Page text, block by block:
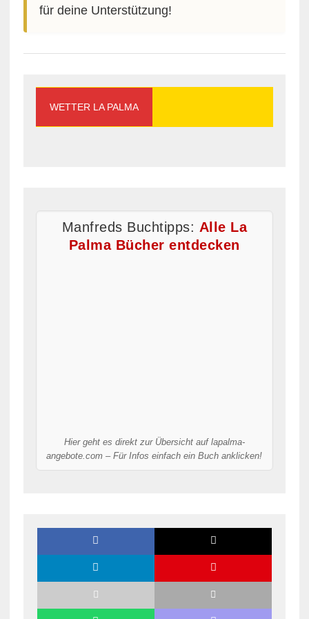
für deine Unterstützung!
WETTER LA PALMA
Manfreds Buchtipps: Alle La
Palma Bücher entdecken
Hier geht es direkt zur Übersicht auf lapalma-
angebote.com – Für Infos einfach ein Buch anklicken!